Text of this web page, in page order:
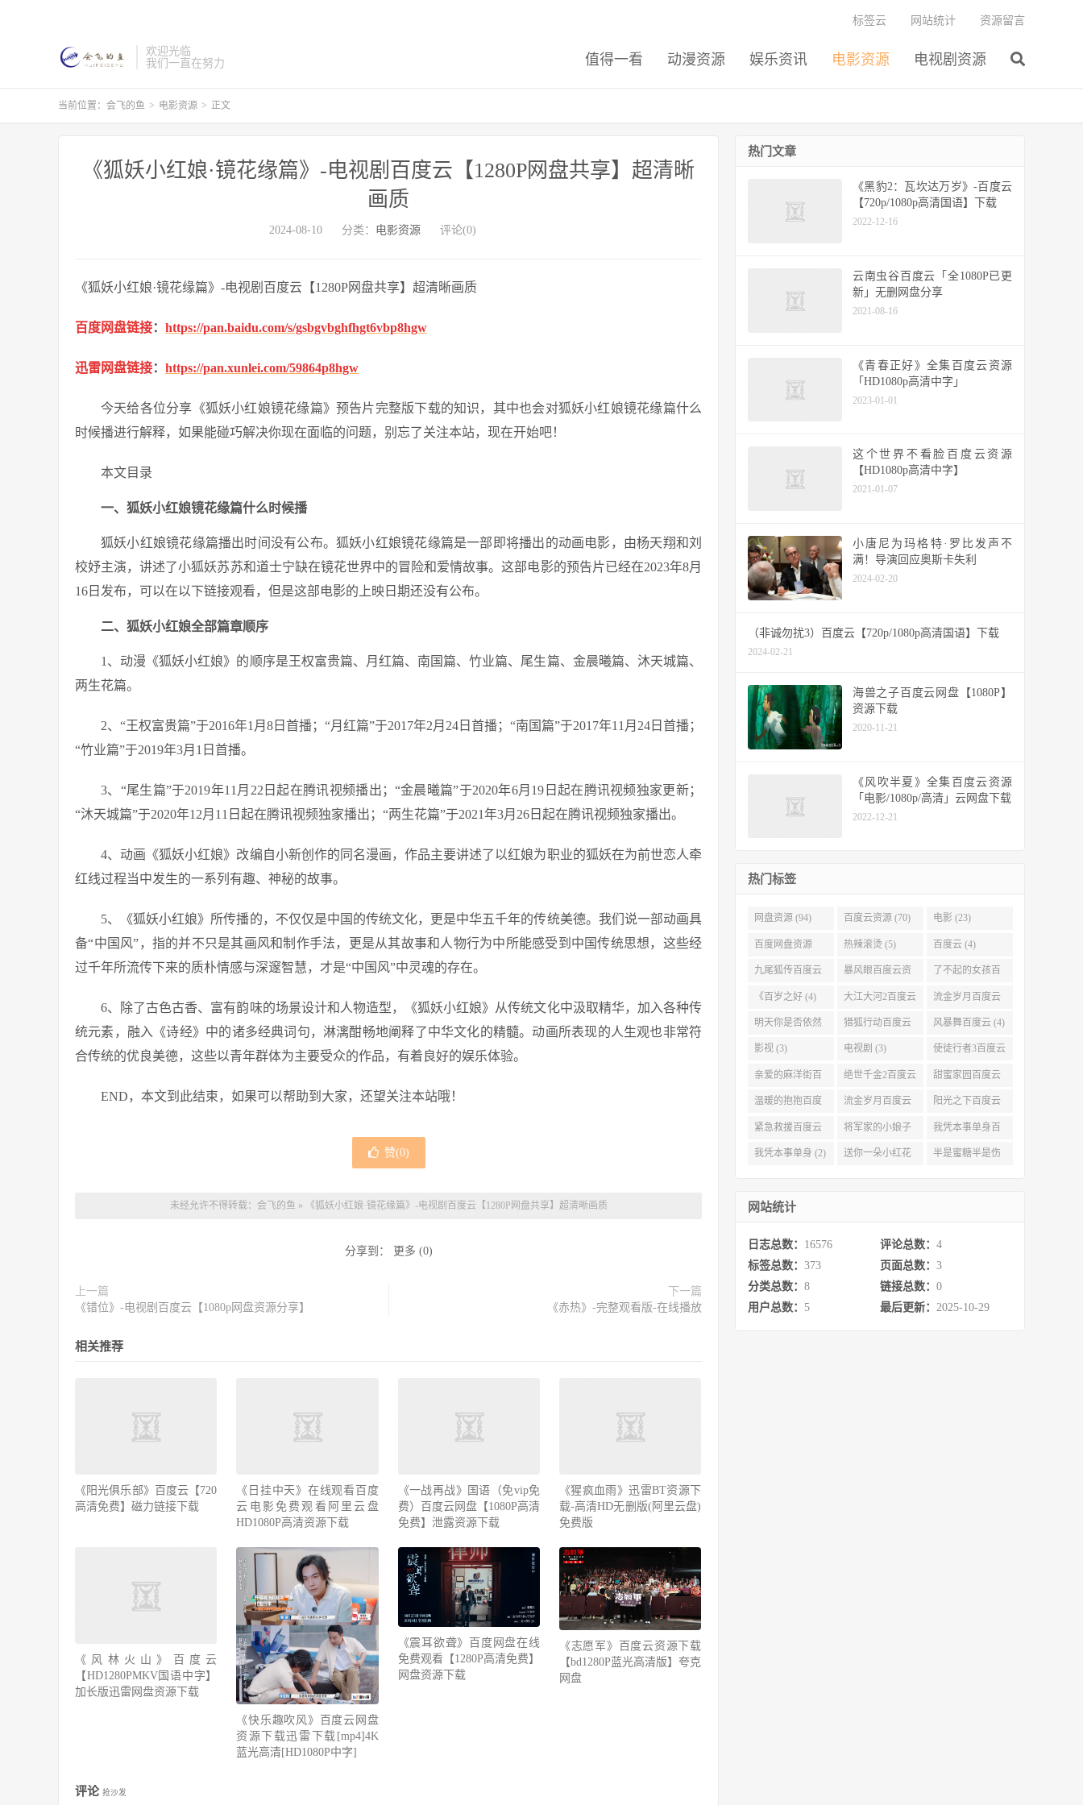
欢迎光临
我们一直在努力
值得一看 动漫资源 娱乐资讯 电影资源 电视剧资源
标签云 网站统计 资源留言
当前位置： 会飞的鱼 > 电影资源 > 正文
《狐妖小红娘·镜花缘篇》-电视剧百度云【1280P网盘共享】超清晰
画质
2024-08-10 分类： 电影资源 评论(0)
《狐妖小红娘·镜花缘篇》-电视剧百度云【1280P网盘共享】超清晰画质
百度网盘链接： https://pan.baidu.com/s/gsbgvbghfhgt6vbp8hgw
迅雷网盘链接： https://pan.xunlei.com/59864p8hgw
今天给各位分享《狐妖小红娘镜花缘篇》预告片完整版下载的知识，其中也会对狐妖小红娘镜花缘篇什么
时候播进行解释，如果能碰巧解决你现在面临的问题，别忘了关注本站，现在开始吧！
本文目录
一、狐妖小红娘镜花缘篇什么时候播
狐妖小红娘镜花缘篇播出时间没有公布。狐妖小红娘镜花缘篇是一部即将播出的动画电影，由杨天翔和刘
校妤主演，讲述了小狐妖苏苏和道士宁缺在镜花世界中的冒险和爱情故事。这部电影的预告片已经在2023年8月
16日发布，可以在以下链接观看，但是这部电影的上映日期还没有公布。
二、狐妖小红娘全部篇章顺序
1、动漫《狐妖小红娘》的顺序是王权富贵篇、月红篇、南国篇、竹业篇、尾生篇、金晨曦篇、沐天城篇、
两生花篇。
2、“王权富贵篇”于2016年1月8日首播；“月红篇”于2017年2月24日首播；“南国篇”于2017年11月24日首播；
“竹业篇”于2019年3月1日首播。
3、“尾生篇”于2019年11月22日起在腾讯视频播出；“金晨曦篇”于2020年6月19日起在腾讯视频独家更新；
“沐天城篇”于2020年12月11日起在腾讯视频独家播出；“两生花篇”于2021年3月26日起在腾讯视频独家播出。
4、动画《狐妖小红娘》改编自小新创作的同名漫画，作品主要讲述了以红娘为职业的狐妖在为前世恋人牵
红线过程当中发生的一系列有趣、神秘的故事。
5、《狐妖小红娘》所传播的，不仅仅是中国的传统文化，更是中华五千年的传统美德。我们说一部动画具
备“中国风”，指的并不只是其画风和制作手法，更是从其故事和人物行为中所能感受到中国传统思想，这些经
过千年所流传下来的质朴情感与深邃智慧，才是“中国风”中灵魂的存在。
6、除了古色古香、富有韵味的场景设计和人物造型，《狐妖小红娘》从传统文化中汲取精华，加入各种传
统元素，融入《诗经》中的诸多经典词句，淋漓酣畅地阐释了中华文化的精髓。动画所表现的人生观也非常符
合传统的优良美德，这些以青年群体为主要受众的作品，有着良好的娱乐体验。
END，本文到此结束，如果可以帮助到大家，还望关注本站哦！
赞(0)
未经允许不得转载： 会飞的鱼 » 《狐妖小红娘·镜花缘篇》-电视剧百度云【1280P网盘共享】超清晰画质
分享到： 更多 (0)
上一篇
《错位》-电视剧百度云【1080p网盘资源分享】
下一篇
《赤热》-完整观看版-在线播放
相关推荐
《阳光俱乐部》百度云【720
高清免费】磁力链接下载
《日挂中天》在线观看百度
云电影免费观看阿里云盘
HD1080P高清资源下载
《一战再战》国语（免vip免
费）百度云网盘【1080P高清
免费】泄露资源下载
《猩疯血雨》迅雷BT资源下
载-高清HD无删版(阿里云盘)
免费版
《风林火山》百度云
【HD1280PMKV国语中字】
加长版迅雷网盘资源下载
《快乐趣吹风》百度云网盘
资源下载迅雷下载[mp4]4K
蓝光高清[HD1080P中字]
《震耳欲聋》百度网盘在线
免费观看【1280P高清免费】
网盘资源下载
《志愿军》百度云资源下载
【bd1280P蓝光高清版】夸克
网盘
评论 抢沙发
热门文章
《黑豹2：瓦坎达万岁》-百度云
【720p/1080p高清国语】下载
2022-12-16
云南虫谷百度云「全1080P已更
新」无删网盘分享
2021-08-16
《青春正好》全集百度云资源
「HD1080p高清中字」
2023-01-01
这个世界不看脸百度云资源
【HD1080p高清中字】
2021-01-07
小唐尼为玛格特·罗比发声不
满！导演回应奥斯卡失利
2024-02-20
（非诚勿扰3）百度云【720p/1080p高清国语】下载
2024-02-21
海兽之子百度云网盘【1080P】
资源下载
2020-11-21
《风吹半夏》全集百度云资源
「电影/1080p/高清」云网盘下载
2022-12-21
热门标签
网盘资源 (94) 百度云资源 (70) 电影 (23)
百度网盘资源
(11)
热辣滚烫 (5) 百度云 (4)
九尾狐传百度云
(4)
暴风眼百度云资
源 (4)
了不起的女孩百
度云 (4)
《百岁之好 (4) 大江大河2百度云
(4)
流金岁月百度云
(4)
明天你是否依然
爱我百度云 (4)
猎狐行动百度云
(4)
风暴舞百度云 (4)
影视 (3) 电视剧 (3) 使徒行者3百度云
资源 (3)
亲爱的麻洋街百
度云资源 (3)
绝世千金2百度云
(3)
甜蜜家园百度云
(3)
温暖的抱抱百度
云 (3)
流金岁月百度云
完整网盘 (3)
阳光之下百度云
(3)
紧急救援百度云
资源 (2)
将军家的小娘子
百度云 (2)
我凭本事单身百
度云资源 (2)
我凭本事单身 (2) 送你一朵小红花 半是蜜糖半是伤
网站统计
日志总数： 16576 评论总数： 4
标签总数： 373 页面总数： 3
分类总数： 8 链接总数： 0
用户总数： 5 最后更新： 2025-10-29